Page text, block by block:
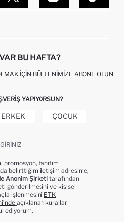
BU HAFTA?
İÇIN BÜLTENIMIZE ABONE OLUN
YAPIYORSUN?
ERKEK ÇOCUK
promosyon, tanıtım
belirttiğim iletişim adresime,
Anonim Şirketi tarafından
gönderilmesini ve kişisel
işlenmesini ETK
açıklanan kurallar
ediyorum.